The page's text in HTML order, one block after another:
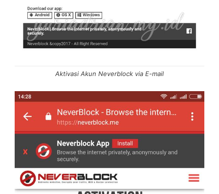
Aktivasi Akun Neverblock via E-mail